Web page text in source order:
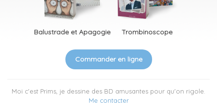
Balustrade et Apagogie Trombinoscope
Commander en ligne
Moi c'est Prims, je dessine des BD amusantes pour qu'on rigole.
Me contacter